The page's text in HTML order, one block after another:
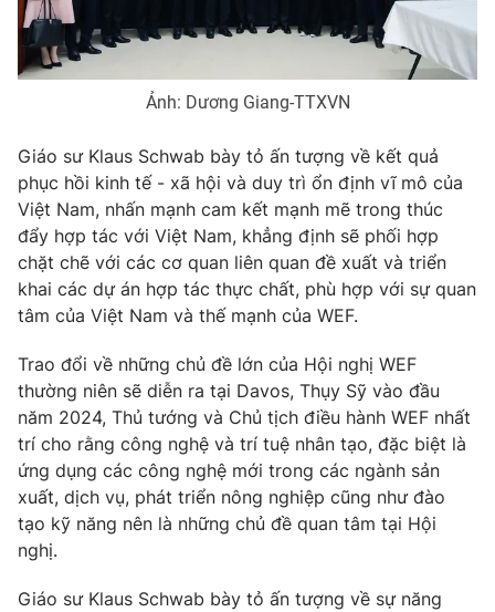
Ảnh: Dương Giang-TTXVN
Giáo sư Klaus Schwab bày tỏ ấn tượng về kết quả
phục hồi kinh tế - xã hội và duy trì ổn định vĩ mô của
Việt Nam, nhấn mạnh cam kết mạnh mẽ trong thúc
đẩy hợp tác với Việt Nam, khẳng định sẽ phối hợp
chặt chẽ với các cơ quan liên quan đề xuất và triển
khai các dự án hợp tác thực chất, phù hợp với sự quan
tâm của Việt Nam và thế mạnh của WEF.
Trao đổi về những chủ đề lớn của Hội nghị WEF
thường niên sẽ diễn ra tại Davos, Thụy Sỹ vào đầu
năm 2024, Thủ tướng và Chủ tịch điều hành WEF nhất
trí cho rằng công nghệ và trí tuệ nhân tạo, đặc biệt là
ứng dụng các công nghệ mới trong các ngành sản
xuất, dịch vụ, phát triển nông nghiệp cũng như đào
tạo kỹ năng nên là những chủ đề quan tâm tại Hội
nghị.
Giáo sư Klaus Schwab bày tỏ ấn tượng về sự năng